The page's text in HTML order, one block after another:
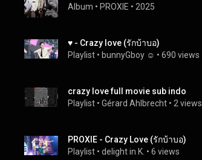
Album • PROXIE • 2025
♥︎ - Crazy love (รักบ้าบอ)
Playlist • bunnyGboy ☺︎ • 690 views
crazy love full movie sub indo
Playlist • Gérard Ahlbrecht • 2 views
PROXIE - Crazy Love (รักบ้าบอ)
Playlist • delight in K. • 6 views